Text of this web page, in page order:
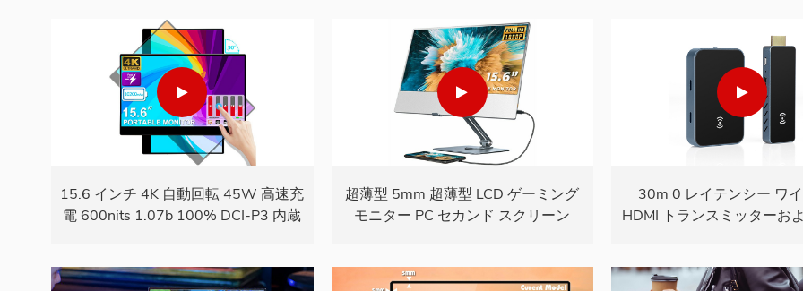
15.6 インチ 4K 自動回転 45W 高速充
電 600nits 1.07b 100% DCI-P3 内蔵
超薄型 5mm 超薄型 LCD ゲーミング
モニター PC セカンド スクリーン
30m 0 レイテンシー ワ
HDMI トランスミッターお